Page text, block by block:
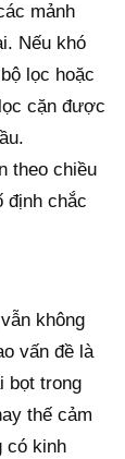
mảnh
Nếu khó
lọc hoặc
cặn được
theo chiều
định chắc
không
vấn đề là
bọt trong
thế cảm
có kinh